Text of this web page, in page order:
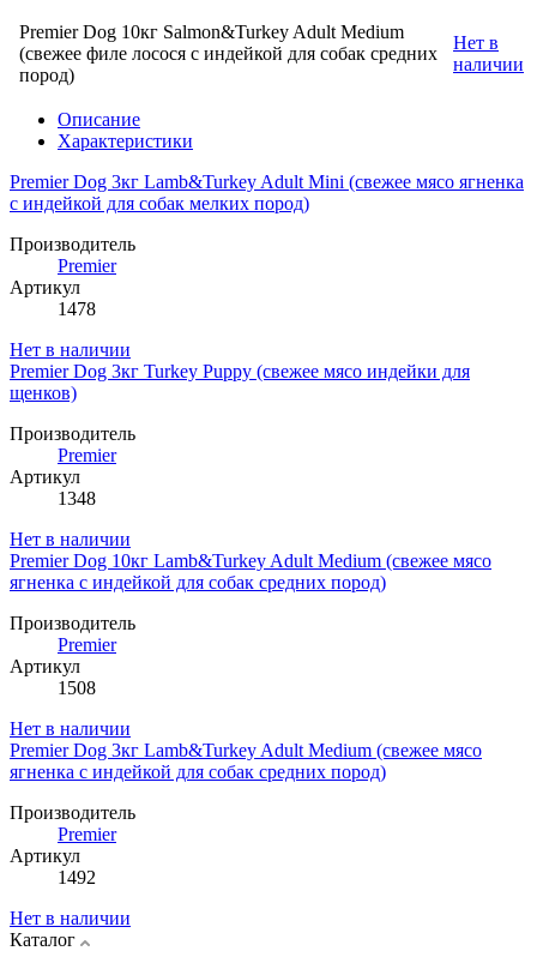
Premier Dog 10кг Salmon&Turkey Adult Medium
(свежее филе лосося с индейкой для собак средних
пород)
Нет в
наличии
Описание
Характеристики
Premier Dog 3кг Lamb&Turkey Adult Mini (свежее мясо ягненка
с индейкой для собак мелких пород)
Производитель
Premier
Артикул
1478
Нет в наличии
Premier Dog 3кг Turkey Puppy (свежее мясо индейки для
щенков)
Производитель
Premier
Артикул
1348
Нет в наличии
Premier Dog 10кг Lamb&Turkey Adult Medium (свежее мясо
ягненка с индейкой для собак средних пород)
Производитель
Premier
Артикул
1508
Нет в наличии
Premier Dog 3кг Lamb&Turkey Adult Medium (свежее мясо
ягненка с индейкой для собак средних пород)
Производитель
Premier
Артикул
1492
Нет в наличии
Каталог